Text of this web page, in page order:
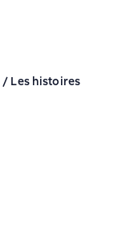
Les histoires
основе 4 оценок